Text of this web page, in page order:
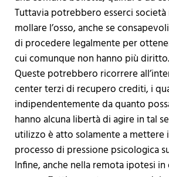
Tuttavia potrebbero esserci
mollare l’osso, anche se
di procedere legalmente per
cui comunque non hanno più diritto.
Queste potrebbero ricorrere
center terzi di recupero crediti, i
indipendentemente da quanto
hanno alcuna libertà di agire in tal
utilizzo è atto solamente a mettere
processo di pressione psicologica
Infine, anche nella remota ipotesi in